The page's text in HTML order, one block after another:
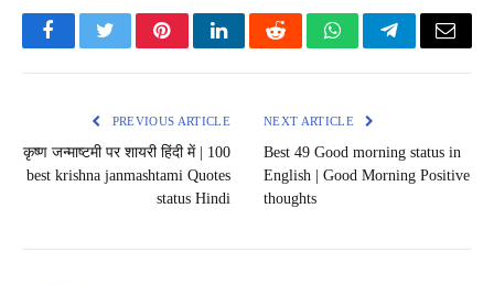
FacebookTwitterPinterestLinkedInRedditWhatsAppTelegramEmail
PREVIOUS ARTICLE
कृष्ण जन्माष्टमी पर शायरी हिंदी में | 100
best krishna janmashtami Quotes
status Hindi
NEXT ARTICLE
Best 49 Good morning status in
English | Good Morning Positive
thoughts